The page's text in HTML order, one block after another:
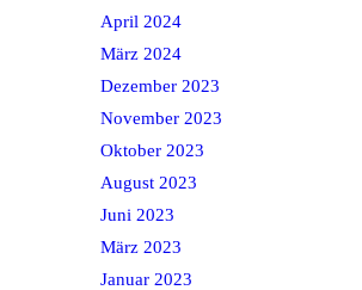
April 2024
März 2024
Dezember 2023
November 2023
Oktober 2023
August 2023
Juni 2023
März 2023
Januar 2023